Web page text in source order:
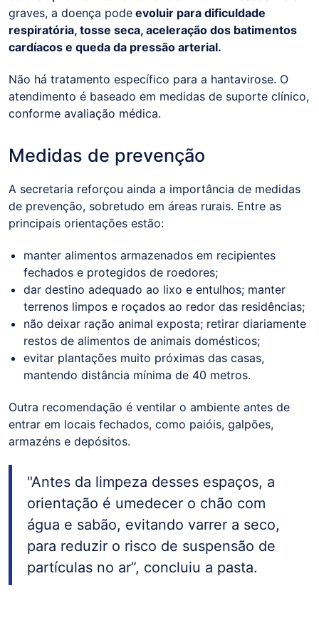
graves, a doença pode evoluir para dificuldade
respiratória, tosse seca, aceleração dos batimentos
cardíacos e queda da pressão arterial.
Não há tratamento específico para a hantavirose. O
atendimento é baseado em medidas de suporte clínico,
conforme avaliação médica.
Medidas de prevenção
A secretaria reforçou ainda a importância de medidas
de prevenção, sobretudo em áreas rurais. Entre as
principais orientações estão:
manter alimentos armazenados em recipientes
fechados e protegidos de roedores;
dar destino adequado ao lixo e entulhos; manter
terrenos limpos e roçados ao redor das residências;
não deixar ração animal exposta; retirar diariamente
restos de alimentos de animais domésticos;
evitar plantações muito próximas das casas,
mantendo distância mínima de 40 metros.
Outra recomendação é ventilar o ambiente antes de
entrar em locais fechados, como paióis, galpões,
armazéns e depósitos.
"Antes da limpeza desses espaços, a
orientação é umedecer o chão com
água e sabão, evitando varrer a seco,
para reduzir o risco de suspensão de
partículas no ar”, concluiu a pasta.